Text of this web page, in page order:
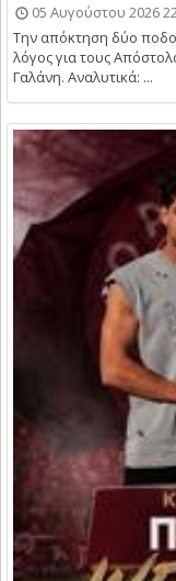
05 Αυγούστου 2026
Την απόκτηση δύο
λόγος για τους
Γαλάνη. Αναλυτικά: ...